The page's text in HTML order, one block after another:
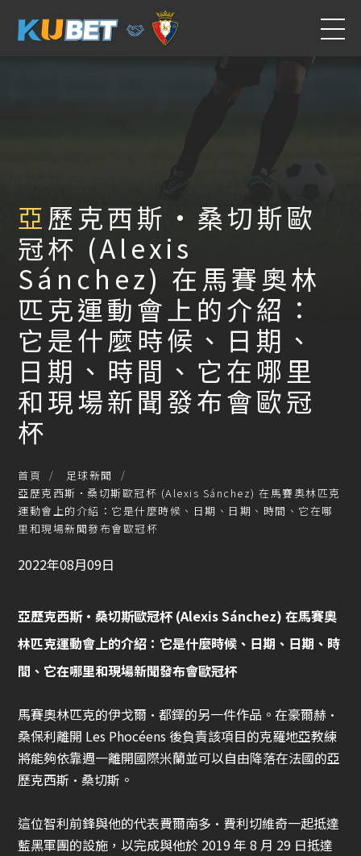
亞歷克西斯·桑切斯歐
冠杯 (Alexis
Sánchez) 在馬賽奧林
匹克運動會上的介紹：
它是什麼時候、日期、
日期、時間、它在哪里
和現場新聞發布會歐冠
杯
首頁
足球新聞
亞歷克西斯·桑切斯歐冠杯 (Alexis Sánchez) 在馬賽奧林匹克
運動會上的介紹：它是什麼時候、日期、日期、時間、它在哪
里和現場新聞發布會歐冠杯
2022年08月09日
亞歷克西斯·桑切斯歐冠杯 (Alexis Sánchez) 在馬賽奧
林匹克運動會上的介紹：它是什麼時候、日期、日期、時
間、它在哪里和現場新聞發布會歐冠杯
馬賽奧林匹克的伊戈爾·都鐸的另一件作品。在豪爾赫·
桑保利離開 Les Phocéens 後負責該項目的克羅地亞教練
將能夠依靠週一離開國際米蘭並可以自由降落在法國的亞
歷克西斯·桑切斯。
這位智利前鋒與他的代表費爾南多·費利切維奇​​一起抵達
藍黑軍團的設施，以完成與他於 2019 年 8 月 29 日抵達